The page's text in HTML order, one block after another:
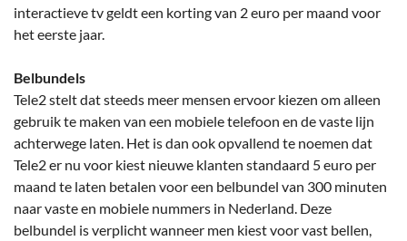
interactieve tv geldt een korting van 2 euro per maand voor
het eerste jaar.
Belbundels
Tele2 stelt dat steeds meer mensen ervoor kiezen om alleen
gebruik te maken van een mobiele telefoon en de vaste lijn
achterwege laten. Het is dan ook opvallend te noemen dat
Tele2 er nu voor kiest nieuwe klanten standaard 5 euro per
maand te laten betalen voor een belbundel van 300 minuten
naar vaste en mobiele nummers in Nederland. Deze
belbundel is verplicht wanneer men kiest voor vast bellen,